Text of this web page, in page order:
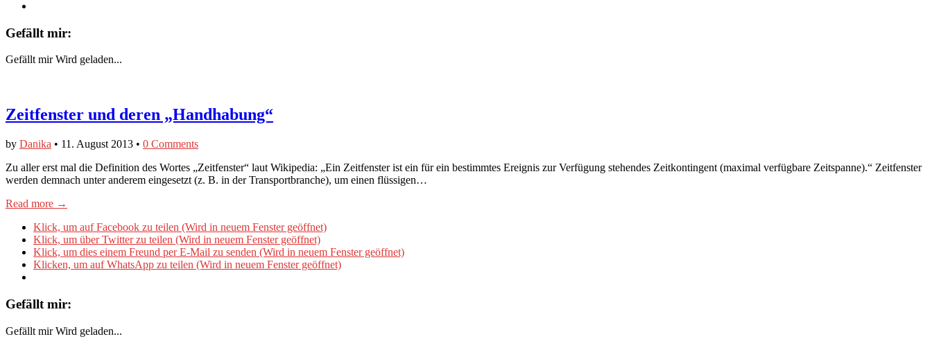
Gefällt mir:
Gefällt mir Wird geladen...
Zeitfenster und deren „Handhabung“
by Danika • 11. August 2013 • 0 Comments
Zu aller erst mal die Definition des Wortes „Zeitfenster“ laut Wikipedia: „Ein Zeitfenster ist ein für ein bestimmtes Ereignis zur Verfügung stehendes Zeitkontingent (maximal verfügbare Zeitspanne).“ Zeitfenster
werden demnach unter anderem eingesetzt (z. B. in der Transportbranche), um einen flüssigen…
Read more →
Klick, um auf Facebook zu teilen (Wird in neuem Fenster geöffnet)
Klick, um über Twitter zu teilen (Wird in neuem Fenster geöffnet)
Klick, um dies einem Freund per E-Mail zu senden (Wird in neuem Fenster geöffnet)
Klicken, um auf WhatsApp zu teilen (Wird in neuem Fenster geöffnet)
Gefällt mir:
Gefällt mir Wird geladen...